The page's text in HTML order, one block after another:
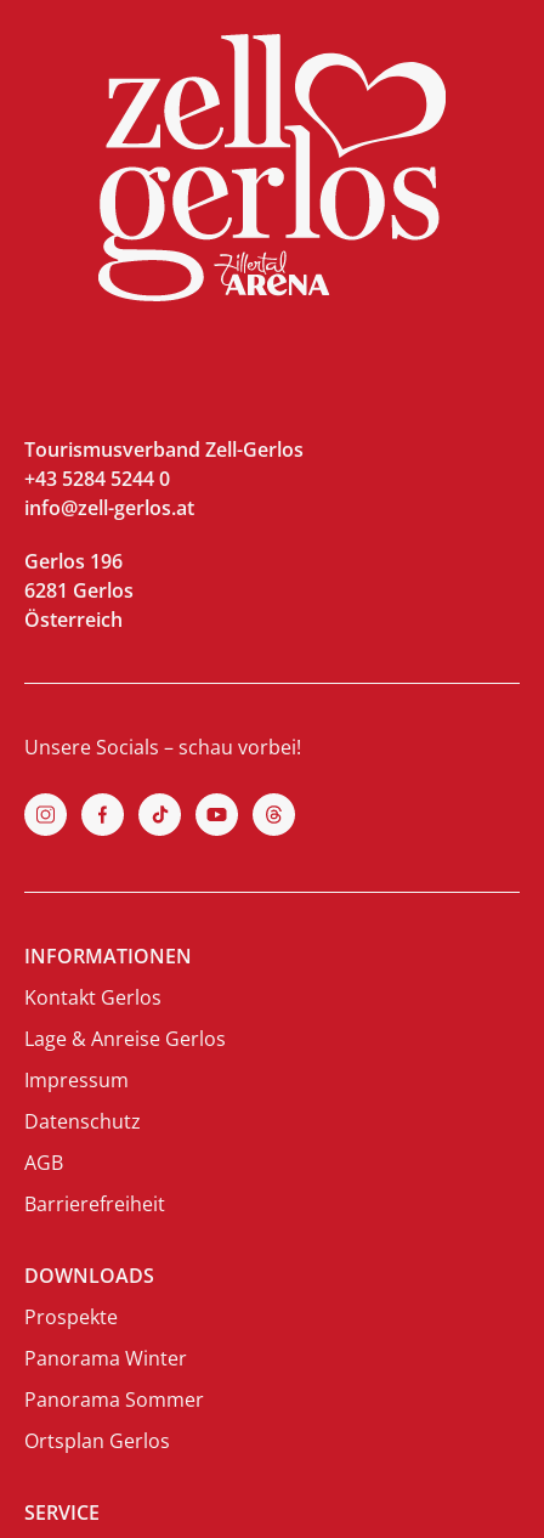
Tourismusverband Zell-Gerlos
+43 5284 5244 0
info@zell-gerlos.at
Gerlos 196
6281 Gerlos
Österreich
Unsere Socials – schau vorbei!
INFORMATIONEN
Kontakt Gerlos
Lage & Anreise Gerlos
Impressum
Datenschutz
AGB
Barrierefreiheit
DOWNLOADS
Prospekte
Panorama Winter
Panorama Sommer
Ortsplan Gerlos
SERVICE